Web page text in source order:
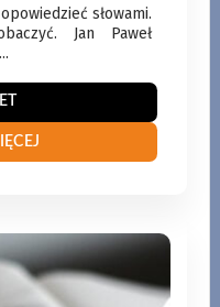
WIĘCEJ
słowami.
Jan Paweł